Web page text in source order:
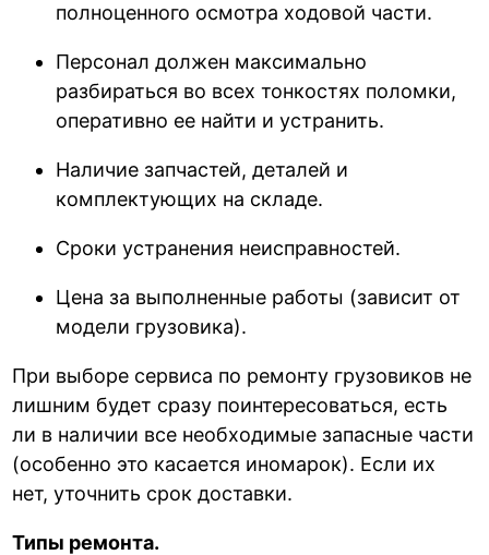
полноценного осмотра ходовой части.
Персонал должен максимально
разбираться во всех тонкостях поломки,
оперативно ее найти и устранить.
Наличие запчастей, деталей и
комплектующих на складе.
Сроки устранения неисправностей.
Цена за выполненные работы (зависит от
модели грузовика).
При выборе сервиса по ремонту грузовиков не
лишним будет сразу поинтересоваться, есть
ли в наличии все необходимые запасные части
(особенно это касается иномарок). Если их
нет, уточнить срок доставки.
Типы ремонта.